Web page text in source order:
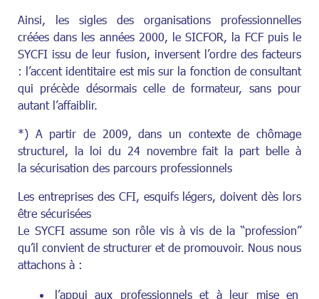
Ainsi, les sigles des organisations professionnelles
créées dans les années 2000, le SICFOR, la FCF puis le
SYCFI issu de leur fusion, inversent l’ordre des facteurs
: l’accent identitaire est mis sur la fonction de consultant
qui précède désormais celle de formateur, sans pour
autant l’affaiblir.
*) A partir de 2009, dans un contexte de chômage
structurel, la loi du 24 novembre fait la part belle à
la sécurisation des parcours professionnels
Les entreprises des CFI, esquifs légers, doivent dès lors
être sécurisées
Le SYCFI assume son rôle vis à vis de la “profession”
qu’il convient de structurer et de promouvoir. Nous nous
attachons à :
l’appui aux professionnels et à leur mise en